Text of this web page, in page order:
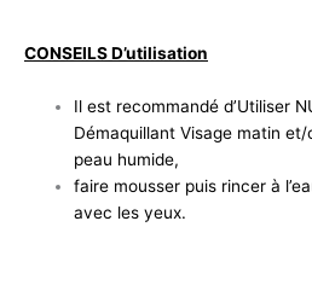
CONSEILS D’utilisation
Il est recommandé d’Utiliser
Démaquillant Visage matin
peau humide,
faire mousser puis rincer à
avec les yeux.